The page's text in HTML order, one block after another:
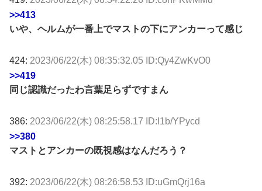
>>413
いや、ヘルムが一番上でマストの下にアンカーって感じ
424: 2023/06/22(木) 08:35:32.05 ID:Qy4ZwKvO0
>>419
同じ認識だったわ言葉足らずですまん
386: 2023/06/22(木) 08:25:58.17 ID:I1b/YPycd
>>380
マストとアンカーの既視感はなんだろう？
392: 2023/06/22(木) 08:26:58.53 ID:uGmQrj16a